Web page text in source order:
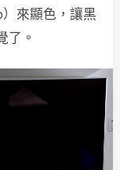
來顯色，讓黑
了。